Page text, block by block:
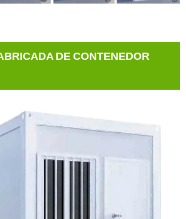
DE CONTENEDOR